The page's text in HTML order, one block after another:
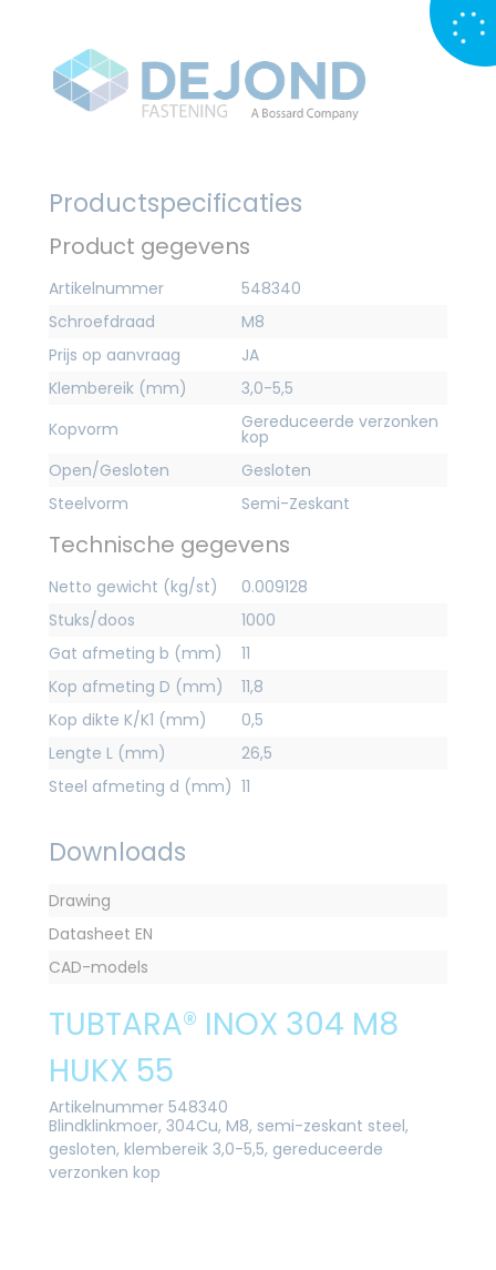
Productspecificaties
Product gegevens
Artikelnummer
548340
Schroefdraad
M8
Prijs op aanvraag
JA
Klembereik (mm)
3,0-5,5
Kopvorm
Gereduceerde verzonken
kop
Open/Gesloten
Gesloten
Steelvorm
Semi-Zeskant
Technische gegevens
Netto gewicht (kg/st)
0.009128
Stuks/doos
1000
Gat afmeting b (mm)
11
Kop afmeting D (mm)
11,8
Kop dikte K/K1 (mm)
0,5
Lengte L (mm)
26,5
Steel afmeting d (mm) 11
Downloads
Drawing
Datasheet EN
CAD-models
TUBTARA® INOX 304 M8
HUKX 55
Artikelnummer 548340
Blindklinkmoer, 304Cu, M8, semi-zeskant steel,
gesloten, klembereik 3,0-5,5, gereduceerde
verzonken kop